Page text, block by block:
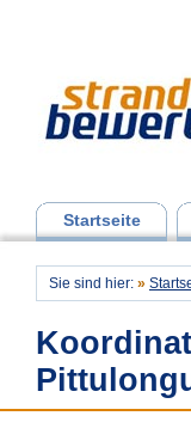
Startseite
Sie sind hier: »